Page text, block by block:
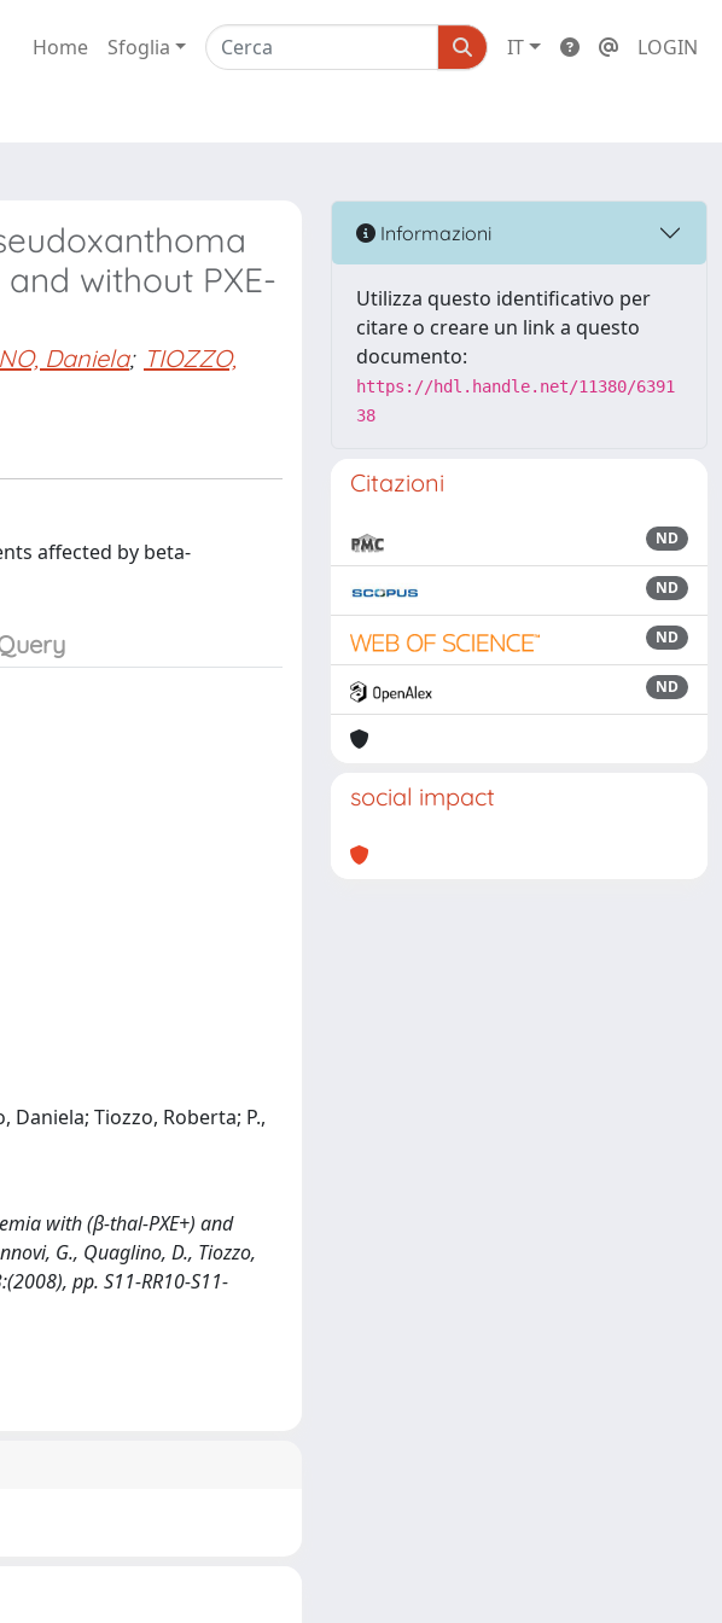
Home Sfoglia IT LOGIN
without PXE-
Daniela; TIOZZO,
affected by beta-
Daniela; Tiozzo, Roberta; P.,
with (β-thal-PXE+) and
G., Quaglino, D., Tiozzo,
pp. S11-RR10-S11-
Informazioni
Utilizza questo identificativo per
citare o creare un link a questo
documento:
https://hdl.handle.net/11380/6391
38
Citazioni
ND
ND
ND
ND
social impact